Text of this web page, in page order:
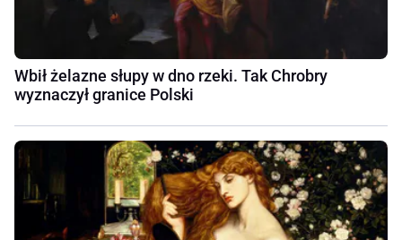
Wbił żelazne słupy w dno rzeki. Tak Chrobry
wyznaczył granice Polski